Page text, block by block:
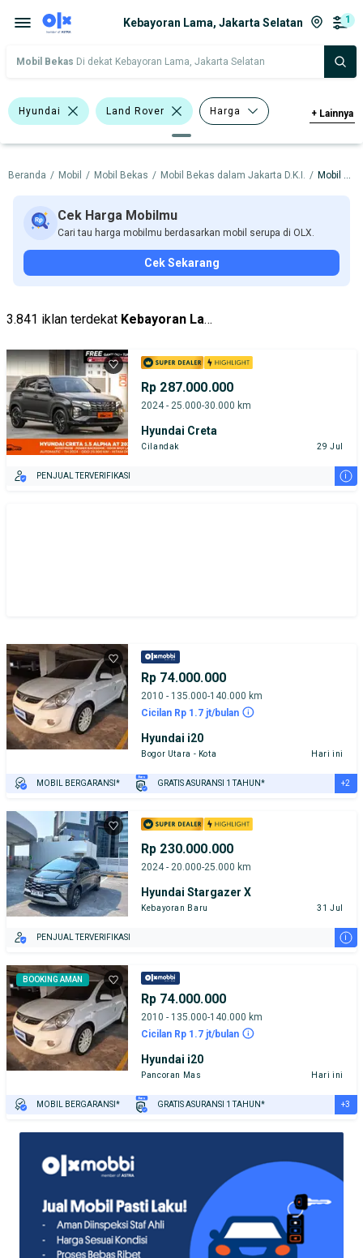
Kebayoran Lama, Jakarta Selatan 1
Mobil Bekas Di dekat Kebayoran Lama, Jakarta Selatan
Hyundai Land Rover Harga
Merek Dan Model Tahun
Tipe Bodi Tipe Membership
+ Lainnya
Beranda / Mobil / Mobil Bekas / Mobil Bekas dalam Jakarta D.K.I. / Mobil Bekas dalam Jakarta Selatan
Cek Harga Mobilmu
Cari tau harga mobilmu berdasarkan mobil serupa di OLX.
Cek Sekarang
3.841 iklan terdekat Kebayoran Lama
Rp 287.000.000
2024 - 25.000-30.000 km
Hyundai Creta
Cilandak 29 Jul
PENJUAL TERVERIFIKASI i
Rp 74.000.000
2010 - 135.000-140.000 km
Cicilan Rp 1.7 jt/bulan
Hyundai i20
Bogor Utara - Kota Hari ini
MOBIL BERGARANSI* GRATIS ASURANSI 1 TAHUN* +2
Rp 230.000.000
2024 - 20.000-25.000 km
Hyundai Stargazer X
Kebayoran Baru 31 Jul
PENJUAL TERVERIFIKASI i
BOOKING AMAN
Rp 74.000.000
2010 - 135.000-140.000 km
Cicilan Rp 1.7 jt/bulan
Hyundai i20
Pancoran Mas Hari ini
MOBIL BERGARANSI* GRATIS ASURANSI 1 TAHUN* +3